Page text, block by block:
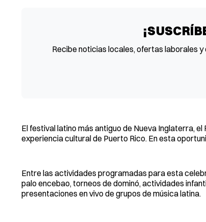
Recibe noticias locales, ofertas laborales
El festival latino más antiguo de Nueva Inglaterra,
experiencia cultural de Puerto Rico. En esta
Entre las actividades programadas para esta
palo encebao, torneos de dominó, actividades
presentaciones en vivo de grupos de música latina.